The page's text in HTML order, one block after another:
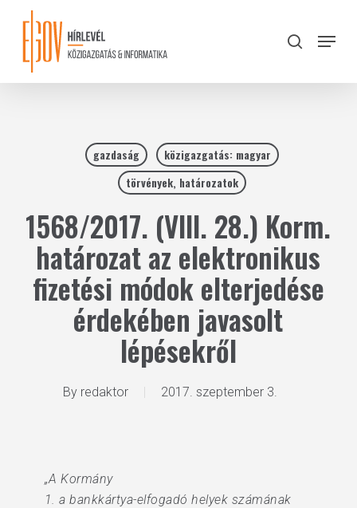
content
search
Menu
gazdaság
közigazgatás: magyar
törvények, határozatok
1568/2017. (VIII. 28.) Korm.
határozat az elektronikus
fizetési módok elterjedése
érdekében javasolt
lépésekről
By redaktor 2017. szeptember 3.
„A Kormány
1. a bankkártya-elfogadó helyek számának
Close